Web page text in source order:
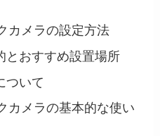
カメラの設定方法
とおすすめ設置場所
ついて
カメラの基本的な使い